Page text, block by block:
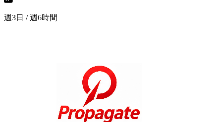
週3日 / 週6時間